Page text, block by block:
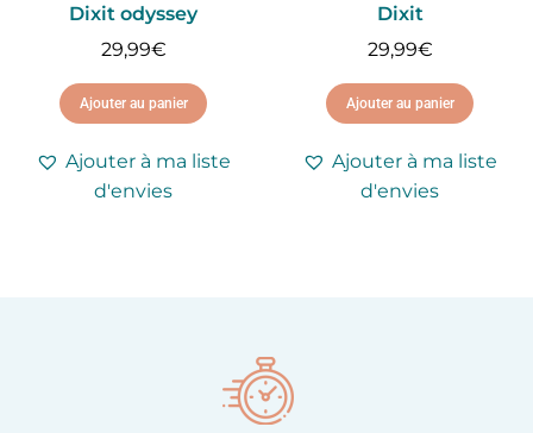
Dixit odyssey
29,99€
Ajouter au panier
Ajouter à ma liste
d'envies
Dixit
29,99€
Ajouter au panier
Ajouter à ma liste
d'envies